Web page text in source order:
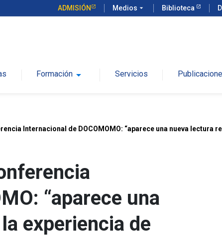
ADMISIÓN Medios arrow_drop_down Biblioteca
Formación arrow_drop_down Servicios
Internacional de DOCOMOMO: “aparece una nueva lectura
“aparece una
experiencia de